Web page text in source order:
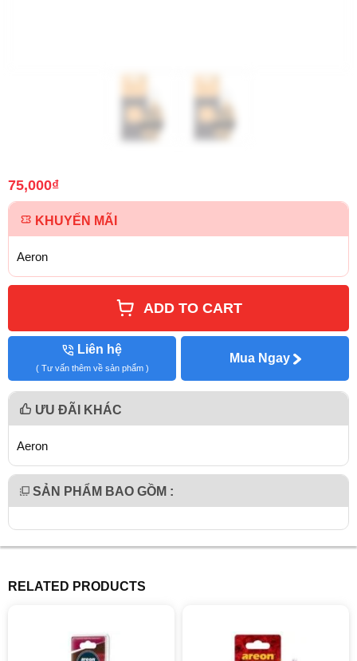
75,000₫
KHUYẾN MÃI
Aeron
ADD TO CART
Liên hệ
( Tư vấn thêm về sản phẩm )
Mua Ngay
ƯU ĐÃI KHÁC
Aeron
SẢN PHẨM BAO GỒM :
RELATED PRODUCTS